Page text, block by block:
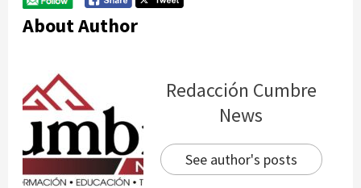
About Author
Redacción Cumbre
News
See author's posts